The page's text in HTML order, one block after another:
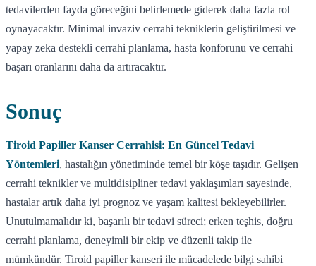
tedavilerden fayda göreceğini belirlemede giderek daha fazla rol
oynayacaktır. Minimal invaziv cerrahi tekniklerin geliştirilmesi ve
yapay zeka destekli cerrahi planlama, hasta konforunu ve cerrahi
başarı oranlarını daha da artıracaktır.
Sonuç
Tiroid Papiller Kanser Cerrahisi: En Güncel Tedavi
Yöntemleri, hastalığın yönetiminde temel bir köşe taşıdır. Gelişen
cerrahi teknikler ve multidisipliner tedavi yaklaşımları sayesinde,
hastalar artık daha iyi prognoz ve yaşam kalitesi bekleyebilirler.
Unutulmamalıdır ki, başarılı bir tedavi süreci; erken teşhis, doğru
cerrahi planlama, deneyimli bir ekip ve düzenli takip ile
mümkündür. Tiroid papiller kanseri ile mücadelede bilgi sahibi